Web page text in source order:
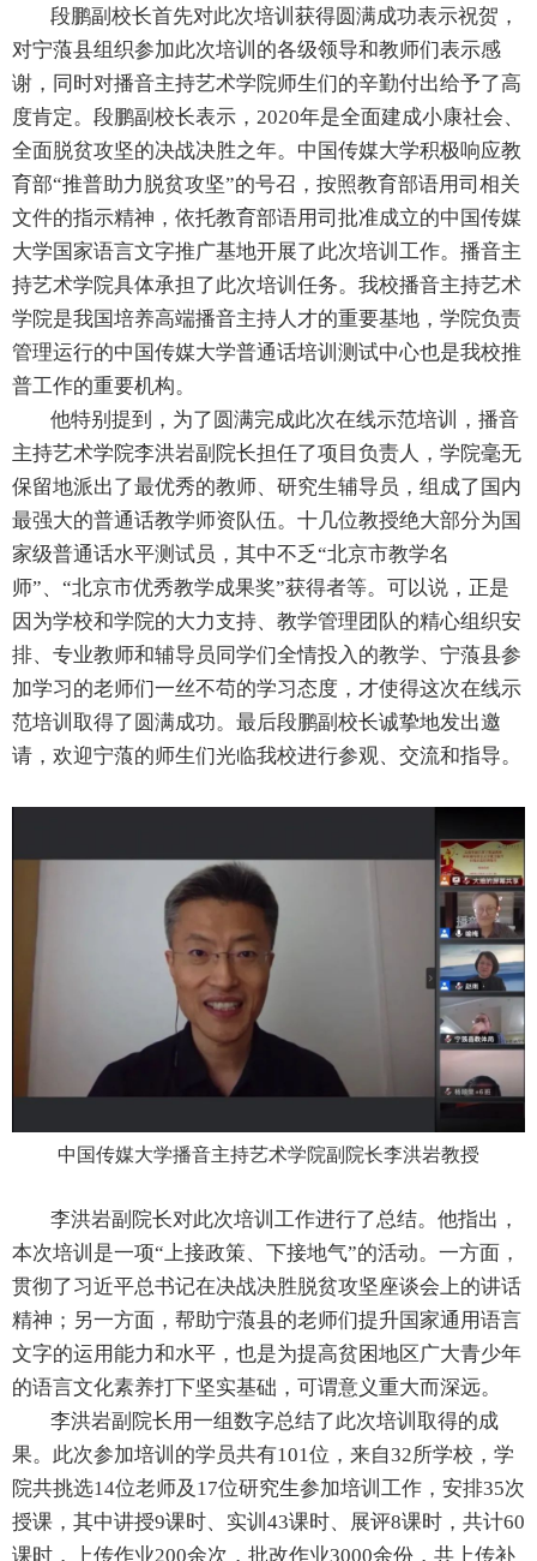
段鹏副校长首先对此次培训获得圆满成功表示祝贺，
对宁蒗县组织参加此次培训的各级领导和教师们表示感
谢，同时对播音主持艺术学院师生们的辛勤付出给予了高
度肯定。段鹏副校长表示， 2020年是全面建成小康社会、
全面脱贫攻坚的决战决胜之年。中国传媒大学积极响应教
育部“推普助力脱贫攻坚”的号召，按照教育部语用司相关
文件的指示精神，依托教育部语用司批准成立的中国传媒
大学国家语言文字推广基地开展了此次培训工作。播音主
持艺术学院具体承担了此次培训任务。我校播音主持艺术
学院是我国培养高端播音主持人才的重要基地，学院负责
管理运行的中国传媒大学普通话培训测试中心也是我校推
普工作的重要机构。
他特别提到，为了圆满完成此次在线示范培训，播音
主持艺术学院李洪岩副院长担任了项目负责人，学院毫无
保留地派出了最优秀的教师、研究生辅导员，组成了国内
最强大的普通话教学师资队伍。十几位教授绝大部分为国
家级普通话水平测试员，其中不乏“北京市教学名
师”、“北京市优秀教学成果奖”获得者等。可以说，正是
因为学校和学院的大力支持、教学管理团队的精心组织安
排、专业教师和辅导员同学们全情投入的教学、宁蒗县参
加学习的老师们一丝不苟的学习态度，才使得这次在线示
范培训取得了圆满成功。最后段鹏副校长诚挚地发出邀
请，欢迎宁蒗的师生们光临我校进行参观、交流和指导。
中国传媒大学播音主持艺术学院副院长李洪岩教授
李洪岩副院长对此次培训工作进行了总结。他指出，
本次培训是一项“上接政策、下接地气”的活动。一方面，
贯彻了习近平总书记在决战决胜脱贫攻坚座谈会上的讲话
精神；另一方面，帮助宁蒗县的老师们提升国家通用语言
文字的运用能力和水平，也是为提高贫困地区广大青少年
的语言文化素养打下坚实基础，可谓意义重大而深远。
李洪岩副院长用一组数字总结了此次培训取得的成
果。此次参加培训的学员共有101位，来自32所学校，学
院共挑选14位老师及 17位研究生参加培训工作，安排35次
授课，其中讲授9课时、实训 43课时、展评8课时，共计60
课时，上传作业200余次，批改作业3000余份，共上传补